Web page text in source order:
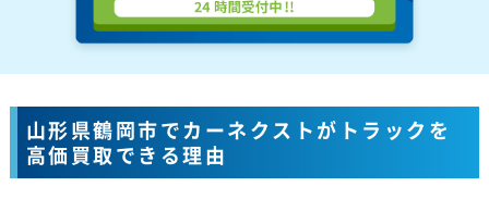
山形県鶴岡市でカーネクストがトラックを
高価買取できる理由